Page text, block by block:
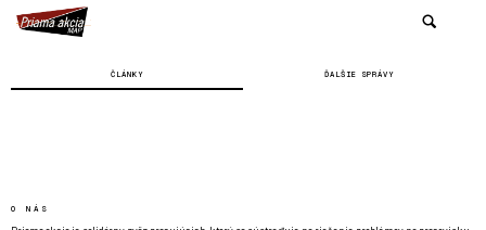
ČLÁNKY ĎALŠIE SPRÁVY
O NÁS